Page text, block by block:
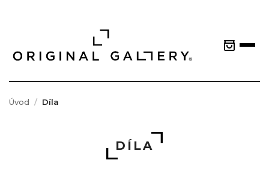
Úvod Díla
DÍLA